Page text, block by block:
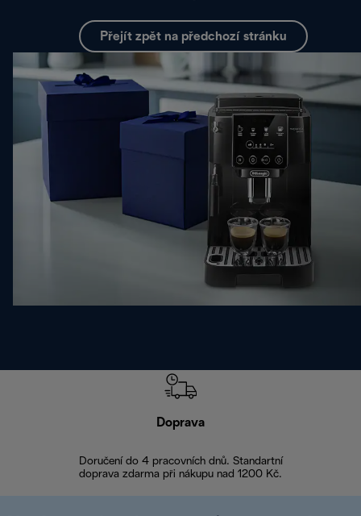
Přejít zpět na předchozí stránku
Doprava
Doručení do 4 pracovních dnů. Standartní
doprava zdarma při nákupu nad 1200 Kč.